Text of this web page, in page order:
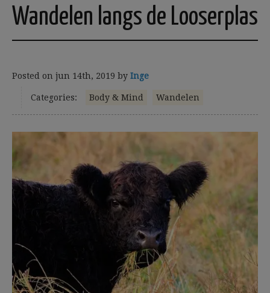
Wandelen langs de Looserplas
Posted on jun 14th, 2019 by Inge
Categories: Body & Mind Wandelen